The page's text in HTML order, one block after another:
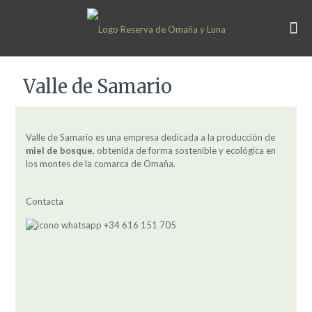
Valle de Samario
Valle de Samario es una empresa dedicada a la producción de
miel de bosque, obtenida de forma sostenible y ecológica en
los montes de la comarca de Omaña.
Contacta
+34 616 151 705